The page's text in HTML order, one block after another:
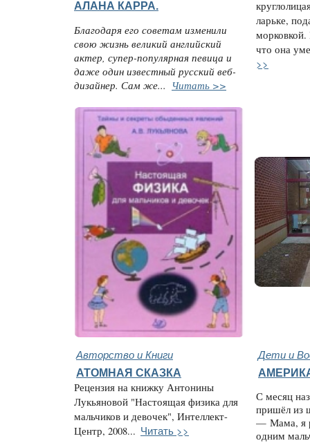
АЛАНА КАРРА.
Благодаря его советам изменили
свою жизнь великий английский
актер, супер-популярная певица и
даже один известный русский веб-
дизайнер. Сам же... Читать >>
ларьке,
что она
>>
Авторство и Книги Дети и
АТОМНАЯ СКАЗКА
Рецензия на книжку Антонины
Лукьяновой "Настоящая физика для
мальчиков и девочек", Интеллект-
Центр, 2008... Читать >>
С месяц
пришёл из
— Мама, я
одним